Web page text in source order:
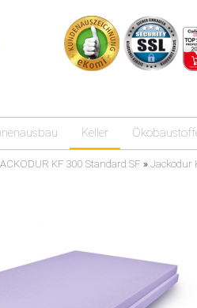
Keller
KF 300 Standard SF » Jackodur